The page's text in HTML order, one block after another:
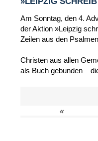
Am Sonntag, den 4.
der Aktion »Leipzig
Zeilen aus den
Christen aus allen
als Buch gebunden –
«